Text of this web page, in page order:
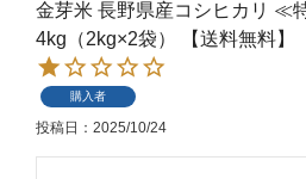
金芽米 長野県産コシヒカリ ≪
4kg（2kg×2袋） 【送料無料】
購入者
投稿日 2025/10/24